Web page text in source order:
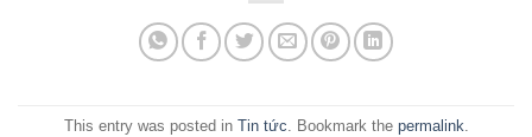
This entry was posted in Tin tức . Bookmark the permalink